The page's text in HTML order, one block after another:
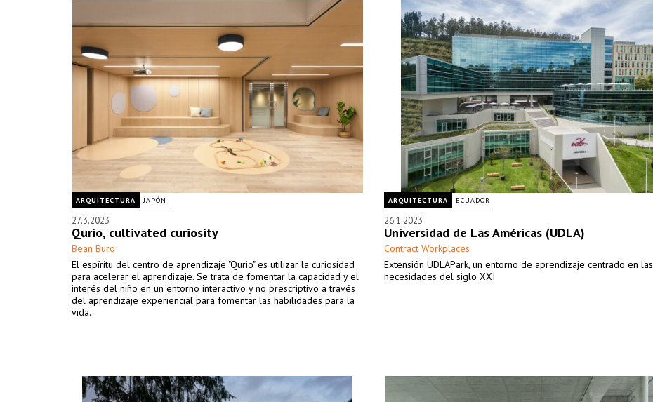
ARQUITECTURA JAPÓN
27.3.2023
Qurio, cultivated curiosity
Bean Buro
El espíritu del centro de aprendizaje "Qurio" es utilizar la curiosidad
para acelerar el aprendizaje. Se trata de fomentar la capacidad y el
interés del niño en un entorno interactivo y no prescriptivo a través
del aprendizaje experiencial para fomentar las habilidades para la
vida.
ARQUITECTURA ECUADOR
26.1.2023
Universidad de Las Américas (UDLA)
Contract Workplaces
Extensión UDLAPark, un entorno de aprendizaje centrado en las
necesidades del siglo XXI